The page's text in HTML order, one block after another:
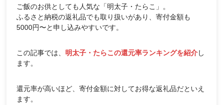
ご飯のお供としても人気な「明太子・たらこ」。
ふるさと納税の返礼品でも取り扱いがあり、寄付金額も
5000円〜と申し込みやすいです。
この記事では、 明太子・たらこの還元率ランキングを紹介し
ます。
還元率が高いほど、寄付金額に対してお得な返礼品だといえ
ます。